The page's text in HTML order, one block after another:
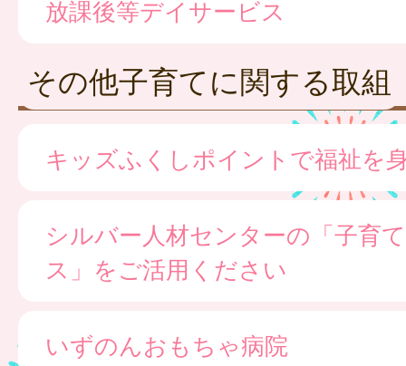
放課後等デイサービス
その他子育てに関する取組
キッズふくしポイントで福祉を
シルバー人材センターの「子育
ス」をご活用ください
いずのんおもちゃ病院